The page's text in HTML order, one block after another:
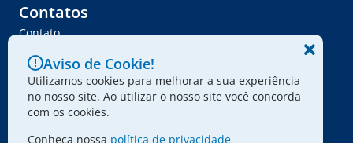
Contatos
Contato
Trabalhe Conosco
Ser Fornecedor
Envie seu projeto
Aviso de Cookie!
Utilizamos cookies para melhorar a sua experiência
no nosso site. Ao utilizar o nosso site você concorda
com os cookies.
Conheça nossa política de privacidade